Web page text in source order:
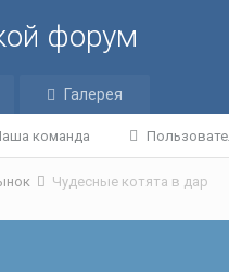
форум
команда
Галерея
Чудесные котята в дар